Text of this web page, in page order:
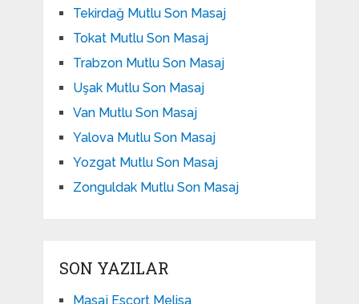
Tekirdağ Mutlu Son Masaj
Tokat Mutlu Son Masaj
Trabzon Mutlu Son Masaj
Uşak Mutlu Son Masaj
Van Mutlu Son Masaj
Yalova Mutlu Son Masaj
Yozgat Mutlu Son Masaj
Zonguldak Mutlu Son Masaj
SON YAZILAR
Masaj Escort Melisa